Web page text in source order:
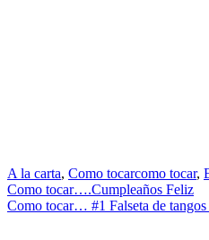
A la carta, Como tocarcomo tocar,
Navegación
de
Como tocar….Cumpleaños Feliz
Como tocar… #1 Falseta de tangos